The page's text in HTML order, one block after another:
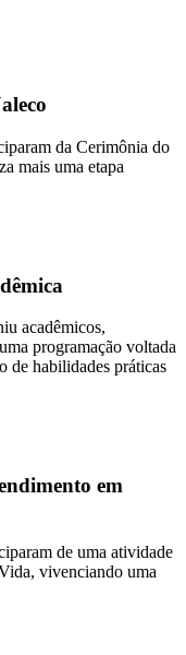
da Cerimônia do
mais uma etapa
acadêmicos,
programação voltada
de habilidades práticas
em
de uma atividade
vivenciando uma